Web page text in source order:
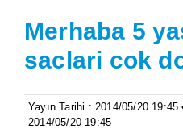
Merhaba 5
saclari cok
Yayın Tarihi : 2014/05/20 19:45
2014/05/20 19:45